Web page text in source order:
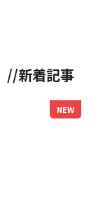
//新着記事
NEW